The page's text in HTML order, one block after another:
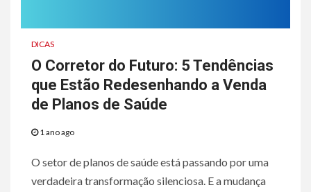
DICAS
O Corretor do Futuro: 5 Tendências
que Estão Redesenhando a Venda
de Planos de Saúde
1 ano ago
O setor de planos de saúde está passando por uma
verdadeira transformação silenciosa. E a mudança